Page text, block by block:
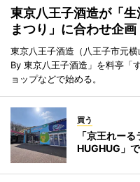
東京八王子酒造が「
まつり」に合わせ企画
東京八王子酒造（八王子市元
By 東京八王子酒造」を料亭「
ョップなどで始める。
買う
「京王れー
HUGHUG」